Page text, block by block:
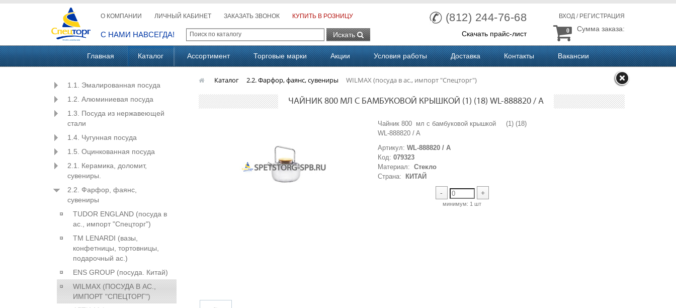
О КОМПАНИИ ЛИЧНЫЙ КАБИНЕТ ЗАКАЗАТЬ ЗВОНОК КУПИТЬ В РОЗНИЦУ
С НАМИ НАВСЕГДА! Искать
(812) 244-76-68
Скачать прайс-лист
ВХОД / РЕГИСТРАЦИЯ
Сумма заказа:
0
Главная Каталог Ассортимент Торговые марки Акции Условия работы Доставка Контакты Вакансии
1.1. Эмалированная посуда
1.2. Алюминиевая посуда
1.3. Посуда из нержавеющей
стали
1.4. Чугунная посуда
1.5. Оцинкованная посуда
2.1. Керамика, доломит,
сувениры.
2.2. Фарфор, фаянс,
сувениры
TUDOR ENGLAND (посуда в
ас., импорт "Спецторг")
ТМ LENARDI (вазы,
конфетницы, тортовницы,
подарочный ас.)
ENS GROUP (посуда. Китай)
WILMAX (ПОСУДА В АС.,
ИМПОРТ "СПЕЦТОРГ")
Каталог 2.2. Фарфор, фаянс, сувениры WILMAX (посуда в ас., импорт "Спецторг")
ЧАЙНИК 800 МЛ С БАМБУКОВОЙ КРЫШКОЙ (1) (18) WL-888820 / A
Чайник 800 мл с бамбуковой крышкой (1) (18)
WL-888820 / A
Артикул:WL-888820 / A
Код:079323
Материал:
Стекло
Страна:
КИТАЙ
- +
минимум: 1 шт